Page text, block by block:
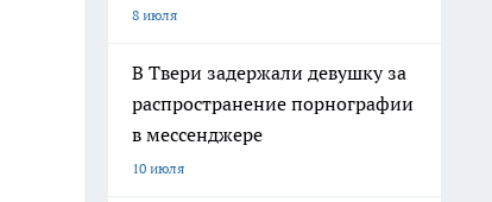
8 июля
В Твери задержали девушку за
распространение порнографии
в мессенджере
10 июля